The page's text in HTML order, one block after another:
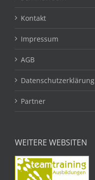
Kontakt
Impressum
AGB
Datenschutzerklärung
Partner
WEITERE WEBSITEN